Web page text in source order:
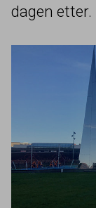
dagen etter.